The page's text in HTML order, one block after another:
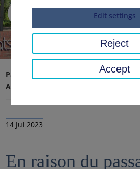
Sucheingabe
Page d'accueil
Conseil régional,
Actualités
14 Jul 2023
En raison du
Edit settings
Reject
Accept